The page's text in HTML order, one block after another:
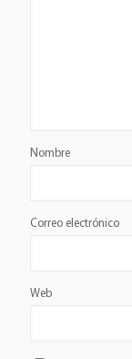
Nombre
Correo electrónico
Web